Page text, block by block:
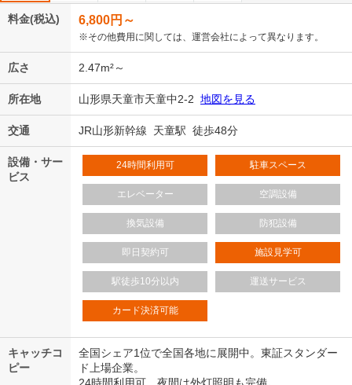
料金(税込) 6,800円～
※その他費用に関しては、運営会社によって異なります。
広さ 2.47m²～
所在地 山形県天童市天童中2-2 地図を見る
交通 JR山形新幹線 天童駅 徒歩48分
設備・サー
ビス
24時間利用可 駐車スペース
エレベーター 空調設備
換気設備 防犯設備
即日契約可 施設見学可
駅徒歩10分以内 運送サービス
カード決済可能
キャッチコ
ピー
全国シェア1位で全国各地に展開中。東証スタンダー
ド上場企業。